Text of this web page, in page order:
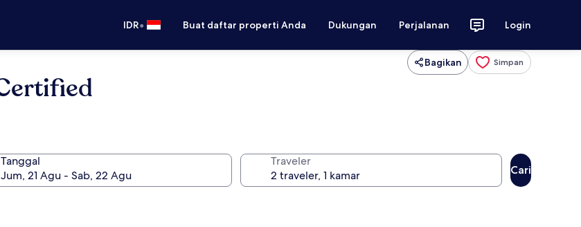
IDR• Buat daftar properti Anda Dukungan Perjalanan Login
Bagikan Simpan
Tanggal Traveler
Cari